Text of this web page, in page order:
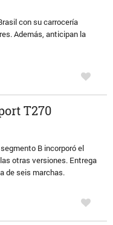
con su carrocería
Además, anticipan la
T270
B incorporó el
otras versiones. Entrega
de seis marchas.